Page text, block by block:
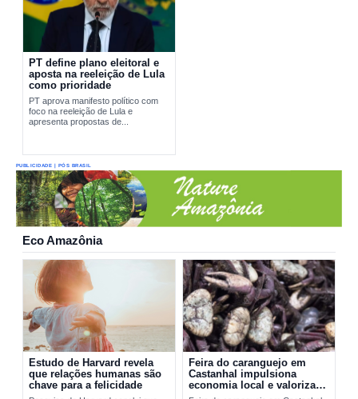
PT define plano eleitoral e
aposta na reeleição de Lula
como prioridade
PT aprova manifesto político com
foco na reeleição de Lula e
apresenta propostas de...
PUBLICIDADE | PÓS BRASIL
Eco Amazônia
Estudo de Harvard revela
que relações humanas são
chave para a felicidade
Feira do caranguejo em
Castanhal impulsiona
economia local e valoriza
manejo sustentável